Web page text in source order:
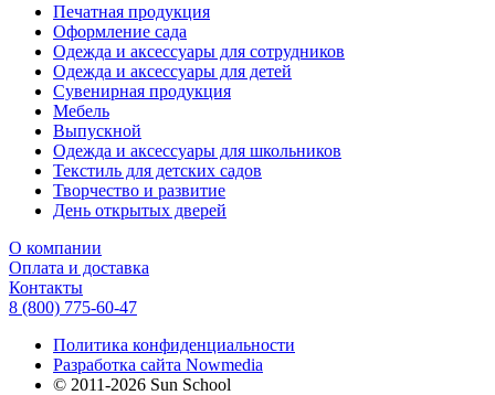
Печатная продукция
Оформление сада
Одежда и аксессуары для сотрудников
Одежда и аксессуары для детей
Сувенирная продукция
Мебель
Выпускной
Одежда и аксессуары для школьников
Текстиль для детских садов
Творчество и развитие
День открытых дверей
О компании
Оплата и доставка
Контакты
8 (800) 775-60-47
Политика конфиденциальности
Разработка сайта Nowmedia
© 2011-2026 Sun School